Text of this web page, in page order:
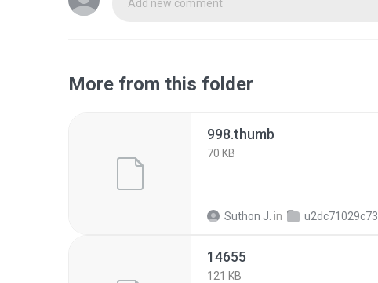
Add new comment
More from this folder
998.thumb
70 KB
Suthon J. in u2dc71029c73ab05f3948321552b09ed1
14655
121 KB